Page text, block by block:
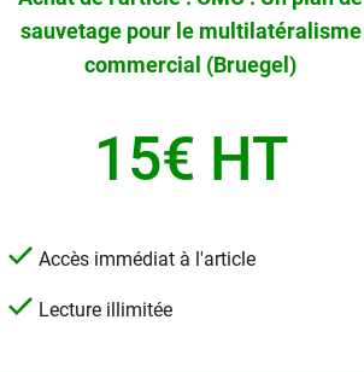
sauvetage pour le multilatéralisme
commercial (Bruegel)
15€ HT
Accès immédiat à l'article
Lecture illimitée